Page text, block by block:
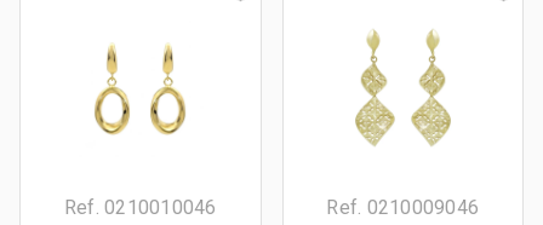
Ref. 0210010046 Ref. 0210009046